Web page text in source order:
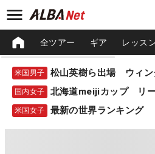
全ツアー ギア レッス
米国男子
国内女子 北海道meijiカップ リ
米国女子 最新の世界ランキング